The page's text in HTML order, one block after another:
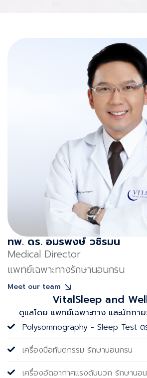
เป็นการตรวจที่จำกัดข้อมูลมากกว่า
น้อยหรือไม่ซับซ้อนการเลือกสถานที่
Sleep Test เป็นอีกปัจจัยหนึ่งที่ค
ต้องการความสะดวกสบายและต้อง
การเลือกทำ Sleep Test ที่บ้านเป็น
นอนหลับในสภาพแวดล้อมที่คุ้นเคย
คลายมากขึ้น สะดวกในการเข้ารับก
Clinic เราให้บริการตรวจสุขภาพก
คนที่อยากตรวจ เพื่อให้ได้ผลลัพธ์ที่แ
กับการนอนในชีวิตประจำวัน หากคุ
ข้อมูลเพิ่มเติมหรือรับคำปรึกษาเกี่ย
นอนหลับ สามารถติดต่อเราได้ เรายิ
แนะนำที่เหมาะสมแก่คุณ สนใจตร
เลย
ทพ. ดร. อมรพงษ์ วชิรมน
Medical Director
แพทย์เฉพาะทางรักษานอนกรน
Meet our team
VitalSleep and
ดูแลโดย แพทย์เฉพาะทาง และนักกา
Polysomnography - Sleep Test ต
เครื่องมือทันตกรรม รักษานอนกรน
เครื่องอัดอากาศแรงดันบวก รักษานอ